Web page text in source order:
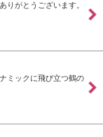
りがとうございます。
ミックに飛び立つ鶴の